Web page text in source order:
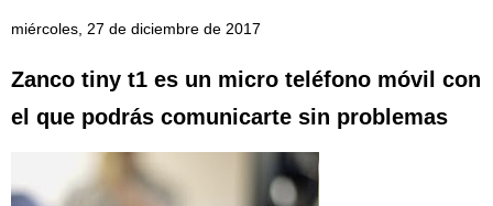
miércoles, 27 de diciembre de 2017
Zanco tiny t1 es un micro teléfono móvil con
el que podrás comunicarte sin problemas